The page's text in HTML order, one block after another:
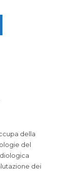
della
del
dei